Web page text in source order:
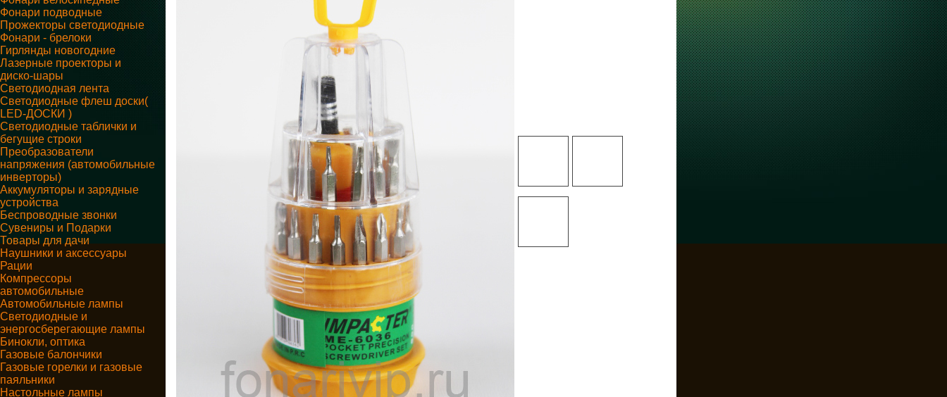
Фонари подводные
Прожекторы светодиодные
Фонари - брелоки
Гирлянды новогодние
Лазерные проекторы и
диско-шары
Светодиодная лента
Светодиодные флеш доски(
LED-ДОСКИ )
Светодиодные таблички и
бегущие строки
Преобразователи
напряжения (автомобильные
инверторы)
Аккумуляторы и зарядные
устройства
Беспроводные звонки
Сувениры и Подарки
Товары для дачи
Наушники и аксессуары
Рации
Компрессоры
автомобильные
Автомобильные лампы
Светодиодные и
энергосберегающие лампы
Бинокли, оптика
Газовые балончики
Газовые горелки и газовые
паяльники
Настольные лампы